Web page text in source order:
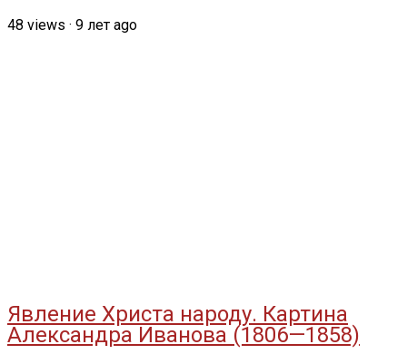
48 views · 9 лет ago
Явление Христа народу. Картина
Александра Иванова (1806—1858)